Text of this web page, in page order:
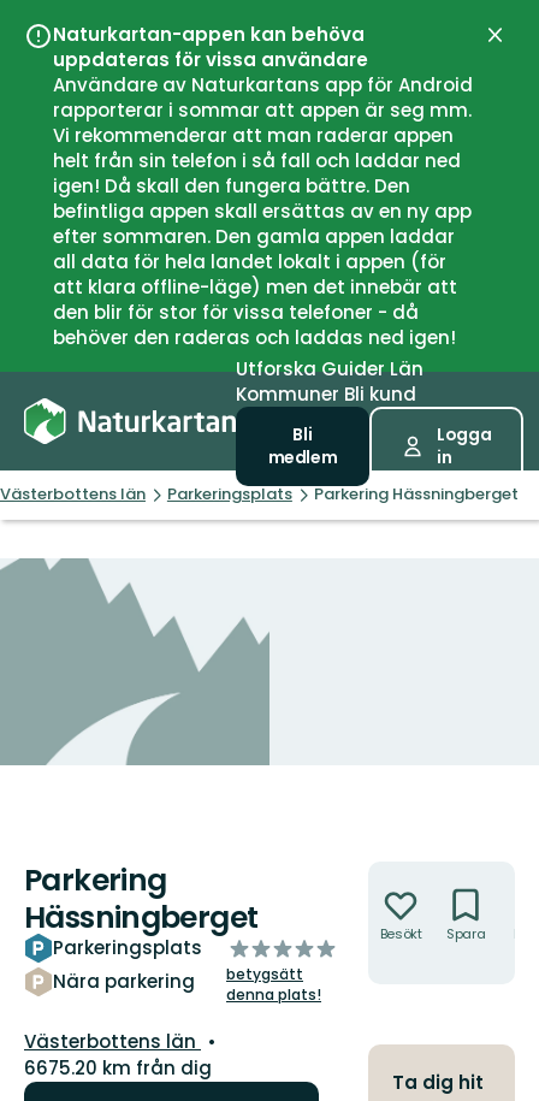
Naturkartan-appen kan behöva
uppdateras för vissa användare
Användare av Naturkartans app för Android
rapporterar i sommar att appen är seg mm.
Vi rekommenderar att man raderar appen
helt från sin telefon i så fall och laddar ned
igen! Då skall den fungera bättre. Den
befintliga appen skall ersättas av en ny app
efter sommaren. Den gamla appen laddar
all data för hela landet lokalt i appen (för
att klara offline-läge) men det innebär att
den blir för stor för vissa telefoner - då
behöver den raderas och laddas ned igen!
UtforskaGuiderLän
Kommuner Bli kund
Bli
medlem
Logga
in
Västerbottens län Parkeringsplats Parkering Hässningberget
Parkering
Hässningberget
Parkeringsplats
Nära parkering
av
5
stjärnor
betygsätt
denna plats!
Län:
Västerbottens län
6675.20 km från dig
Besökt Spara
Ta dig hit